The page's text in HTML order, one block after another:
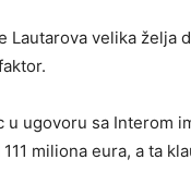
Lautarova velika želja
u ugovoru sa Interom
miliona eura, a ta